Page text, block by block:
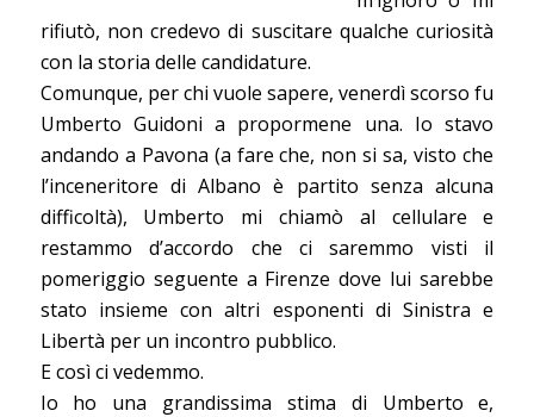
rifiutò, non credevo di suscitare qualche curiosità
con la storia delle candidature.
Comunque, per chi vuole sapere, venerdì scorso fu
Umberto Guidoni a propormene una. Io stavo
andando a Pavona (a fare che, non si sa, visto che
l’inceneritore di Albano è partito senza alcuna
difficoltà), Umberto mi chiamò al cellulare e
restammo d’accordo che ci saremmo visti il
pomeriggio seguente a Firenze dove lui sarebbe
stato insieme con altri esponenti di Sinistra e
Libertà per un incontro pubblico.
E così ci vedemmo.
Io ho una grandissima stima di Umberto e,